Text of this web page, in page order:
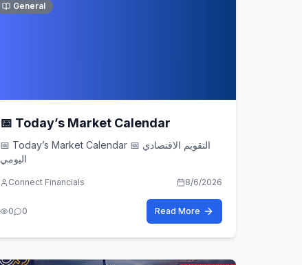
General
📅 Today’s Market Calendar
📅 Today’s Market Calendar 📅 التقويم الاقتصادي
اليومي
Connect Financials 8/6/2026
0 0 Read More